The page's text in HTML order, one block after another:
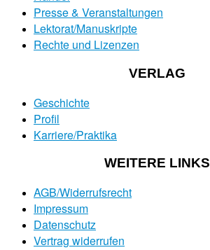
Presse & Veranstaltungen
Lektorat/Manuskripte
Rechte und Lizenzen
VERLAG
Geschichte
Profil
Karriere/Praktika
WEITERE LINKS
AGB/Widerrufsrecht
Impressum
Datenschutz
Vertrag widerrufen